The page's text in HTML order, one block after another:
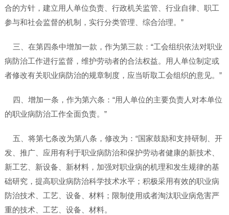
合的方针，建立用人单位负责、行政机关监管、行业自律、职工
参与和社会监督的机制，实行分类管理、综合治理。”
三、在第四条中增加一款，作为第三款：“工会组织依法对职业
病防治工作进行监督，维护劳动者的合法权益。用人单位制定或
者修改有关职业病防治的规章制度，应当听取工会组织的意见。”
四、增加一条，作为第六条：“用人单位的主要负责人对本单位
的职业病防治工作全面负责。”
五、将第七条改为第八条，修改为：“国家鼓励和支持研制、开
发、推广、应用有利于职业病防治和保护劳动者健康的新技术、
新工艺、新设备、新材料，加强对职业病的机理和发生规律的基
础研究，提高职业病防治科学技术水平；积极采用有效的职业病
防治技术、工艺、设备、材料；限制使用或者淘汰职业病危害严
重的技术、工艺、设备、材料。